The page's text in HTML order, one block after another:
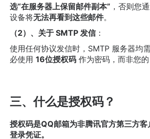
选“在服务器上保留邮件副本” ，否则您
设备将无法再看到这些邮件。
（2）、关于 SMTP 发信：
使用任何协议发信时，SMTP 服务器均
必使用 16位授权码 作为密码，而非您的
三、什么是授权码？
授权码是QQ邮箱为非腾讯官方第三方客
登录凭证。